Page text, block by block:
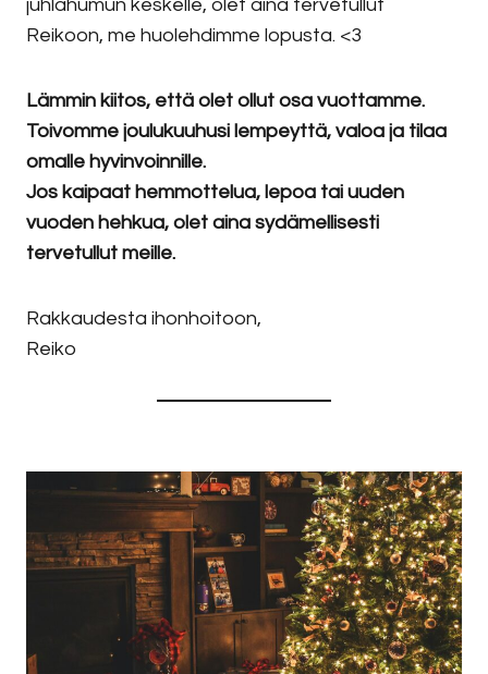
juhlahumun keskelle, olet aina tervetullut
Reikoon, me huolehdimme lopusta. <3
Lämmin kiitos, että olet ollut osa vuottamme.
Toivomme joulukuuhusi lempeyttä, valoa ja tilaa
omalle hyvinvoinnille.
Jos kaipaat hemmottelua, lepoa tai uuden
vuoden hehkua, olet aina sydämellisesti
tervetullut meille.
Rakkaudesta ihonhoitoon,
Reiko